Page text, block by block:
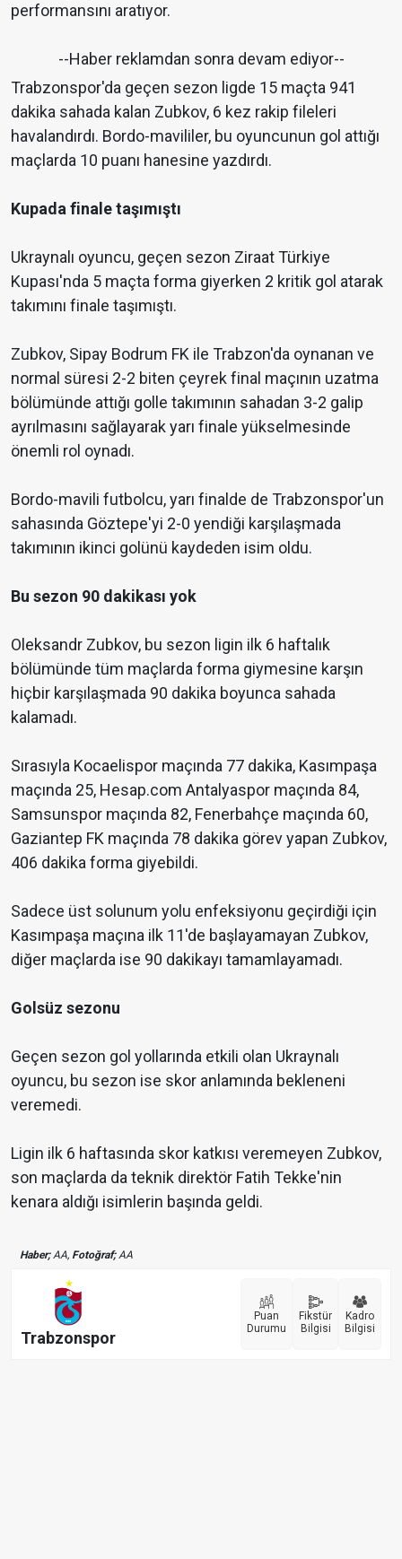
performansını aratıyor.
--Haber reklamdan sonra devam ediyor--
Trabzonspor'da geçen sezon ligde 15 maçta 941
dakika sahada kalan Zubkov, 6 kez rakip fileleri
havalandırdı. Bordo-mavililer, bu oyuncunun gol attığı
maçlarda 10 puanı hanesine yazdırdı.
Kupada finale taşımıştı
Ukraynalı oyuncu, geçen sezon Ziraat Türkiye
Kupası'nda 5 maçta forma giyerken 2 kritik gol atarak
takımını finale taşımıştı.
Zubkov, Sipay Bodrum FK ile Trabzon'da oynanan ve
normal süresi 2-2 biten çeyrek final maçının uzatma
bölümünde attığı golle takımının sahadan 3-2 galip
ayrılmasını sağlayarak yarı finale yükselmesinde
önemli rol oynadı.
Bordo-mavili futbolcu, yarı finalde de Trabzonspor'un
sahasında Göztepe'yi 2-0 yendiği karşılaşmada
takımının ikinci golünü kaydeden isim oldu.
Bu sezon 90 dakikası yok
Oleksandr Zubkov, bu sezon ligin ilk 6 haftalık
bölümünde tüm maçlarda forma giymesine karşın
hiçbir karşılaşmada 90 dakika boyunca sahada
kalamadı.
Sırasıyla Kocaelispor maçında 77 dakika, Kasımpaşa
maçında 25, Hesap.com Antalyaspor maçında 84,
Samsunspor maçında 82, Fenerbahçe maçında 60,
Gaziantep FK maçında 78 dakika görev yapan Zubkov,
406 dakika forma giyebildi.
Sadece üst solunum yolu enfeksiyonu geçirdiği için
Kasımpaşa maçına ilk 11'de başlayamayan Zubkov,
diğer maçlarda ise 90 dakikayı tamamlayamadı.
Golsüz sezonu
Geçen sezon gol yollarında etkili olan Ukraynalı
oyuncu, bu sezon ise skor anlamında bekleneni
veremedi.
Ligin ilk 6 haftasında skor katkısı veremeyen Zubkov,
son maçlarda da teknik direktör Fatih Tekke'nin
kenara aldığı isimlerin başında geldi.
Haber;AA, Fotoğraf;AA
Trabzonspor
Puan
Durumu
Fikstür
Bilgisi
Kadro
Bilgisi